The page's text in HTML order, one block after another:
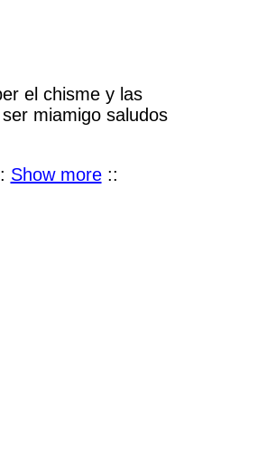
el chisme y las
miamigo saludos
Show more::